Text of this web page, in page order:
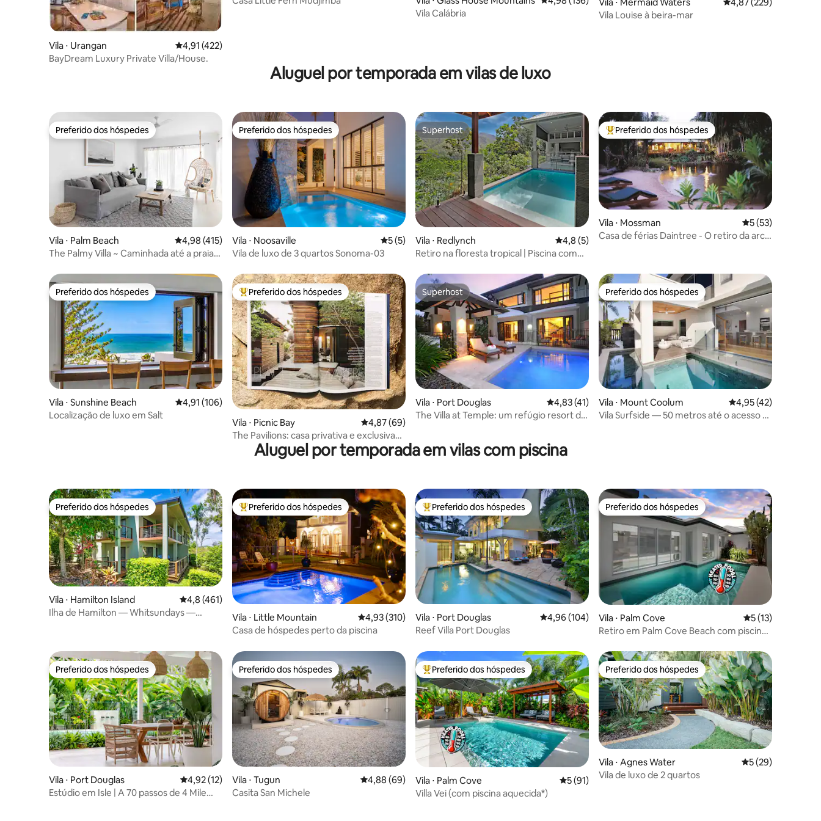
Vila ⋅ Urangan 4,91 de uma avaliação média de 5, 422 avaliações
4,91 (422)
BayDream Luxury Private Villa/House.
Vila Calábria
Vila Louise à beira-mar
Aluguel por temporada em vilas de luxo
Preferido dos hóspedes
Preferido dos hóspedes
Vila ⋅ Palm Beach 4,98 de uma avaliação média de 5, 415 avaliações
4,98 (415)
The Palmy Villa ~ Caminhada até a praia,
Preferido dos hóspedes
Preferido dos hóspedes
Vila ⋅ Noosaville 5 de uma avaliação média de 5, 5 avaliações
5 (5)
Vila de luxo de 3 quartos Sonoma-03
Superhost
Superhost
Vila ⋅ Redlynch 4,8 de uma avaliação média de 5, 5 avaliações
4,8 (5)
Retiro na floresta tropical | Piscina com
Entre os melhores preferidos dos hóspedes
Preferido dos hóspedes
Vila ⋅ Mossman 5 de uma
5 (53)
Casa de férias Daintree - O retiro da arca
Preferido dos hóspedes
Preferido dos hóspedes
Vila ⋅ Sunshine Beach 4,91 de uma avaliação média de 5, 106 avaliações
4,91 (106)
Localização de luxo em Salt
Entre os melhores preferidos dos hóspedes
Preferido dos hóspedes
Vila ⋅ Picnic Bay 4,87 de uma avaliação média de 5, 69 avaliações
4,87 (69)
The Pavilions: casa privativa e exclusiva
na ilha
Superhost
Superhost
Vila ⋅ Port Douglas 4,83 de uma avaliação média de 5, 41 avaliações
4,83 (41)
The Villa at Temple: um refúgio resort de
Preferido dos hóspedes
Preferido dos hóspedes
Vila ⋅ Mount Coolum 4,95 de uma
4,95 (42)
Vila Surfside — 50 metros até o acesso à
Aluguel por temporada em vilas com piscina
Preferido dos hóspedes
Preferido dos hóspedes
Vila ⋅ Hamilton Island 4,8 de uma avaliação média de 5, 461 avaliações
4,8 (461)
Ilha de Hamilton — Whitsundays —
Entre os melhores preferidos dos hóspedes
Preferido dos hóspedes
Vila ⋅ Little Mountain 4,93 de uma avaliação média de 5, 310 avaliações
4,93 (310)
Casa de hóspedes perto da piscina
Entre os melhores preferidos dos hóspedes
Preferido dos hóspedes
Vila ⋅ Port Douglas 4,96 de uma avaliação média de 5, 104 avaliações
4,96 (104)
Reef Villa Port Douglas
Preferido dos hóspedes
Preferido dos hóspedes
Vila ⋅ Palm Cove 5 de uma
5 (13)
Retiro em Palm Cove Beach com piscina
Preferido dos hóspedes
Preferido dos hóspedes
Vila ⋅ Port Douglas 4,92 de uma avaliação média de 5, 12 avaliações
4,92 (12)
Estúdio em Isle | A 70 passos de 4 Mile
Preferido dos hóspedes
Preferido dos hóspedes
Vila ⋅ Tugun 4,88 de uma avaliação média de 5, 69 avaliações
4,88 (69)
Casita San Michele
Entre os melhores preferidos dos hóspedes
Preferido dos hóspedes
Vila ⋅ Palm Cove 5 de uma avaliação média de 5, 91 avaliações
5 (91)
Villa Vei (com piscina aquecida*)
Preferido dos hóspedes
Preferido dos hóspedes
Vila ⋅ Agnes Water 5 de uma
5 (29)
Vila de luxo de 2 quartos